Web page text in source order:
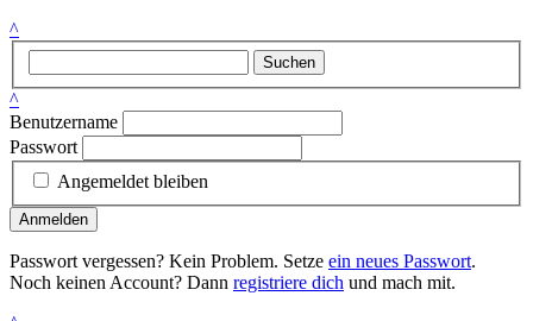
^
Suchen
^
Benutzername
Passwort
Angemeldet bleiben
Anmelden
Passwort vergessen? Kein Problem. Setze ein neues Passwort.
Noch keinen Account? Dann registriere dich und mach mit.